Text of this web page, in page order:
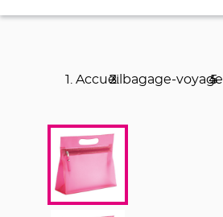
Accueil bagage-voyage